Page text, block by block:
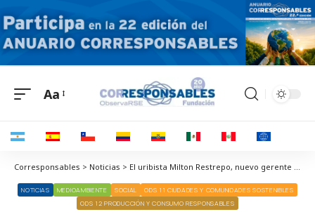
Aa
Corresponsables > Noticias > El uribista Milton Restrepo, nuevo gerente de Ibagué Limpia
NOTICIAS MEDIOAMBIENTE SOCIAL
ODS 11 CIUDADES Y COMUNIDADES SOSTENIBLES
ODS 12 PRODUCCIÓN Y CONSUMO RESPONSABLES